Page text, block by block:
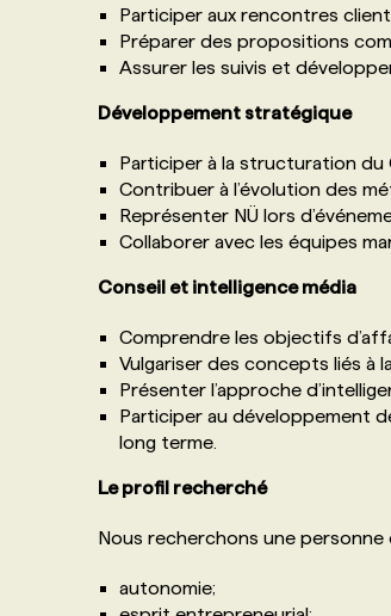
Participer aux rencontres
Préparer des propositions
Assurer les suivis et
Développement stratégique
Participer à la structuration du
Contribuer à l’évolution des
Représenter NÜ lors
Collaborer avec les équipes
Conseil et intelligence média
Comprendre les objectifs
Vulgariser des concepts liés à
Présenter l’approche
Participer au développement
long terme.
Le profil recherché
Nous recherchons une personne
autonomie;